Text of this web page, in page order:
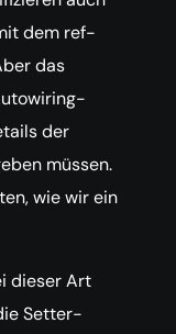
dem ref-
das
der
müssen.
wie wir ein
dieser Art
Setter-